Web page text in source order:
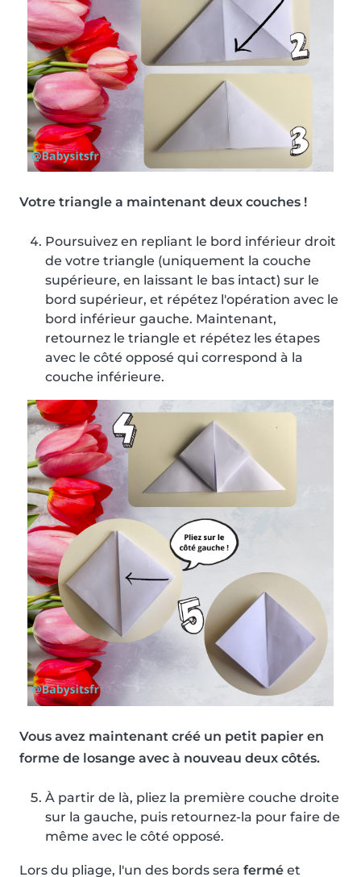
Votre triangle a maintenant deux couches !
Poursuivez en repliant le bord inférieur droit
de votre triangle (uniquement la couche
supérieure, en laissant le bas intact) sur le
bord supérieur, et répétez l'opération avec le
bord inférieur gauche. Maintenant,
retournez le triangle et répétez les étapes
avec le côté opposé qui correspond à la
couche inférieure.
Vous avez maintenant créé un petit papier en
forme de losange avec à nouveau deux côtés.
À partir de là, pliez la première couche droite
sur la gauche, puis retournez-la pour faire de
même avec le côté opposé.
Lors du pliage, l'un des bords sera fermé et